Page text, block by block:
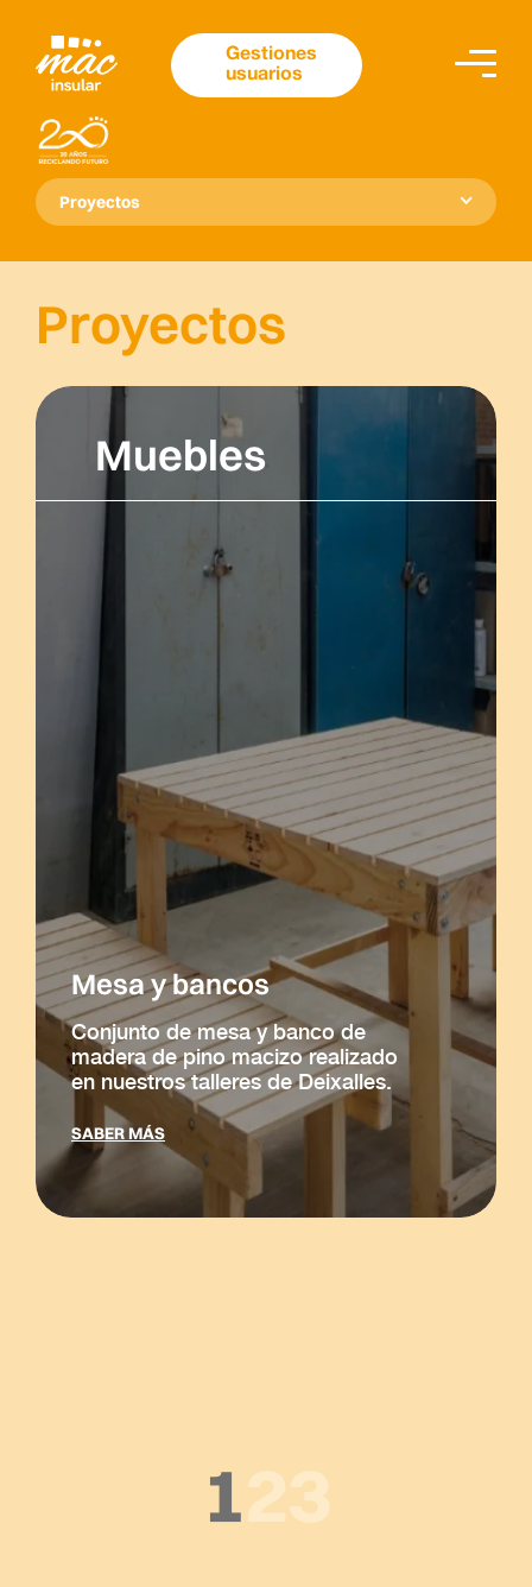
Gestiones
usuarios
Proyectos
Proyectos
Muebles
Mesa y bancos
Conjunto de mesa y banco de
madera de pino macizo realizado
en nuestros talleres de Deixalles.
SABER MÁS
123